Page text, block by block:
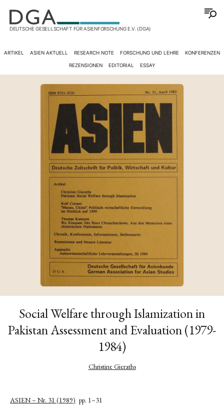
DEUTSCHE GESELLSCHAFT FÜR ASIENFORSCHUNG E.V. (DGA)
ARTIKEL ASIEN AKTUELL RESEARCH NOTE FORSCHUNG UND LEHRE KONFERENZEN
REZENSIONEN EDITORIAL ESSAY
Social Welfare through Islamization in
Pakistan Assessment and Evaluation (1979-
1984)
Christine Gieraths
ASIEN – Nr. 31 (1989) pp. 1–31